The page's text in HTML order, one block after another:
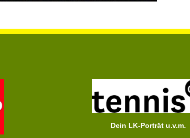
Dein LK-Porträt u.v.m.